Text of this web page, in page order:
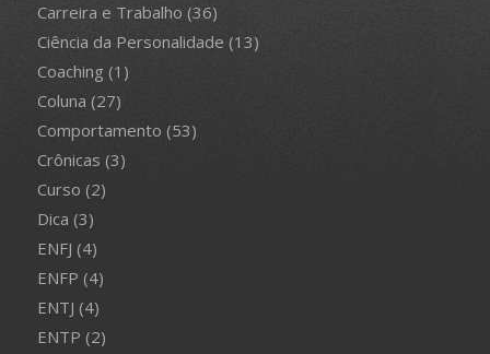
Carreira e Trabalho (36)
Ciência da Personalidade (13)
Coaching (1)
Coluna (27)
Comportamento (53)
Crônicas (3)
Curso (2)
Dica (3)
ENFJ (4)
ENFP (4)
ENTJ (4)
ENTP (2)